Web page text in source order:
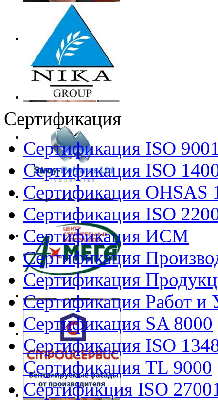
Сертификация
Сертификация ISO
Сертификация ISO
Сертификация OHSAS
Сертификация ISO
Сертификация ИСМ
Сертификация
Сертификация
Сертификация Работ и
Сертификация SA 8000
Сертификация ISO
Сертификация TL 9000
Сертификция ISO